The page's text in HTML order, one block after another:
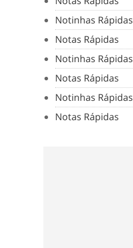
Notinhas Rápidas
Notas Rápidas
Notinhas Rápidas
Notas Rápidas
Notinhas Rápidas
Notas Rápidas